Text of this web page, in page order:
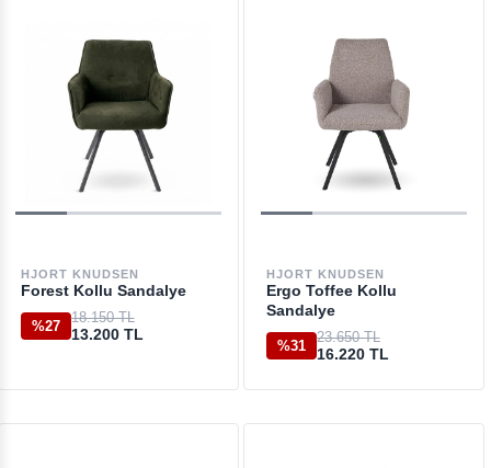
HJORT KNUDSEN
Forest Kollu Sandalye
%27
18.150 TL
13.200 TL
HJORT KNUDSEN
Ergo Toffee Kollu
Sandalye
%31
23.650 TL
16.220 TL